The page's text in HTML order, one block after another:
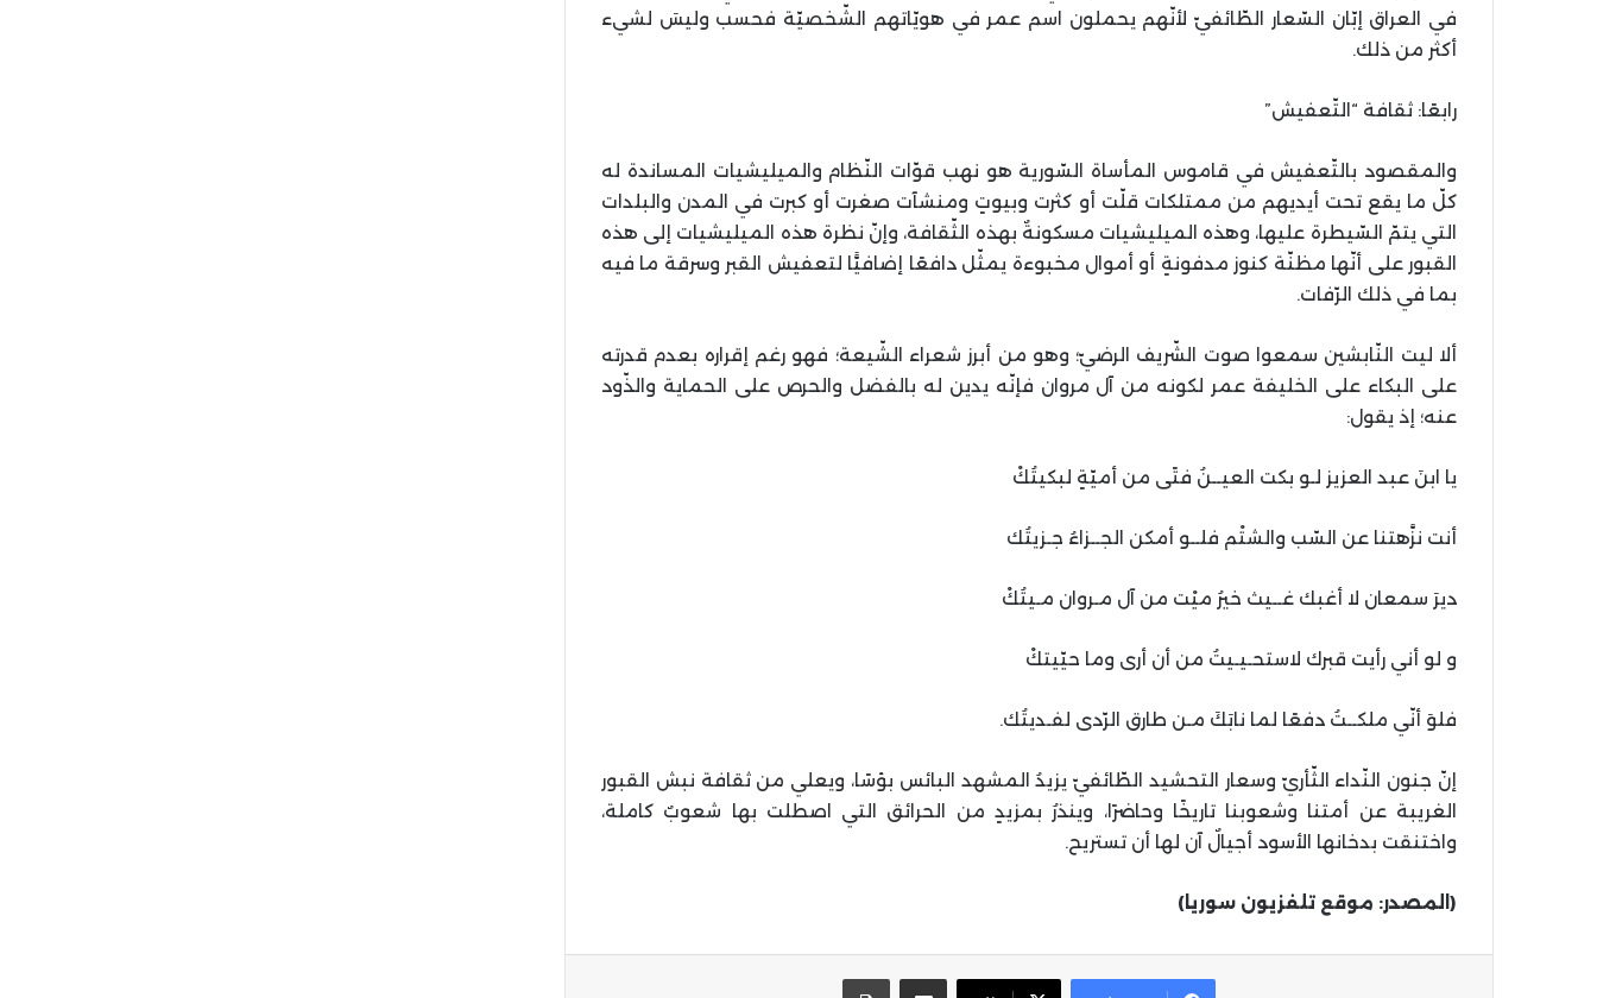
في العراق إبّان السّعار الطّائفيّ لأنّهم يحملون اسم عمر في هويّاتهم الشّخصيّة فحسب وليسَ لشيء
أكثر من ذلك.
رابعًا: ثقافة “التّعفيش”
والمقصود بالتّعفيش في قاموس المأساة السّورية هو نهب قوّات النّظام والميليشيات المساندة له
كلّ ما يقع تحت أيديهم من ممتلكات قلّت أو كثرت وبيوتٍ ومنشآت صغرت أو كبرت في المدن والبلدات
التي يتمّ السّيطرة عليها، وهذه الميليشيات مسكونةٌ بهذه الثّقافة، وإنّ نظرة هذه الميليشيات إلى هذه
القبور على أنّها مظنّة كنوز مدفونةٍ أو أموال مخبوءة يمثّل دافعًا إضافيًّا لتعفيش القبر وسرقة ما فيه
بما في ذلك الرّفات.
ألا ليت النّابشين سمعوا صوت الشّريف الرضيّ؛ وهو من أبرز شعراء الشّيعة؛ فهو رغم إقراره بعدم قدرته
على البكاء على الخليفة عمر لكونه من آل مروان فإنّه يدين له بالفضل والحرص على الحماية والذّود
عنه؛ إذ يقول:
يا ابنَ عبد العزيز لـو بكت العيــنُ فتًى من أميّةٍ لبكيتُكْ
أنت نزَّهتنا عن السّب والشتْم فلــو أمكن الجــزاءُ جـزيتُك
ديرَ سمعان لا أغبك غــيث خيرُ ميْت من آل مـروان مـيتُكْ
و لو أني رأيت قبرك لاستحـيـيتُ من أن أرى وما حيّيتكْ
فلوَ أنّي ملكــتُ دفعًا لما نابَكَ مـن طارق الرّدى لفـديتُك.
إنّ جنون النّداء الثّأريّ وسعار التحشيد الطّائفيّ يزيدُ المشهد البائس بؤسًا، ويعلي من ثقافة نبش القبور
الغريبة عن أمتنا وشعوبنا تاريخًا وحاضرًا، وينذرُ بمزيدٍ من الحرائق التي اصطلت بها شعوبٌ كاملة،
واختنقت بدخانها الأسود أجيالٌ آن لها أن تستريح.
(المصدر: موقع تلفزيون سوريا)
مشاركة عبر البريد